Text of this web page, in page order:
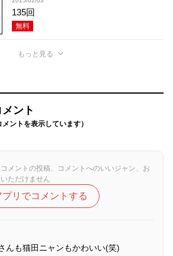
135回
無料
もっと見る
ント
ントを表示しています）
メントの投稿、コメントへのいいジャン、お
ただけません
プリでコメントする
んも猫田ニャンもかわいい(笑)